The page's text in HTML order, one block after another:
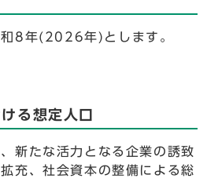
8年(2026年)とします。
る想定人口
新たな活力となる企業の誘致
充、社会資本の整備による総